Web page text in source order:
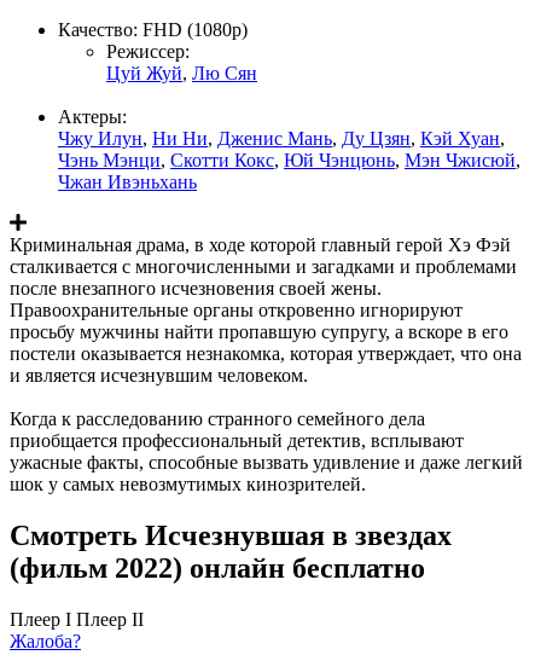
Качество: FHD (1080p)
Режиссер:
Цуй Жуй, Лю Сян
Актеры:
Чжу Илун, Ни Ни, Дженис Мань, Ду Цзян, Кэй Хуан,
Чэнь Мэнци, Скотти Кокс, Юй Чэнцюнь, Мэн Чжисюй,
Чжан Ивэньхань
Криминальная драма, в ходе которой главный герой Хэ Фэй
сталкивается с многочисленными и загадками и проблемами
после внезапного исчезновения своей жены.
Правоохранительные органы откровенно игнорируют
просьбу мужчины найти пропавшую супругу, а вскоре в его
постели оказывается незнакомка, которая утверждает, что она
и является исчезнувшим человеком.
Когда к расследованию странного семейного дела
приобщается профессиональный детектив, всплывают
ужасные факты, способные вызвать удивление и даже легкий
шок у самых невозмутимых кинозрителей.
Смотреть Исчезнувшая в звездах
(фильм 2022) онлайн бесплатно
Плеер I Плеер II
Жалоба?